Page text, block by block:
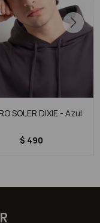
SOLER DIXIE - Azul
$ 490